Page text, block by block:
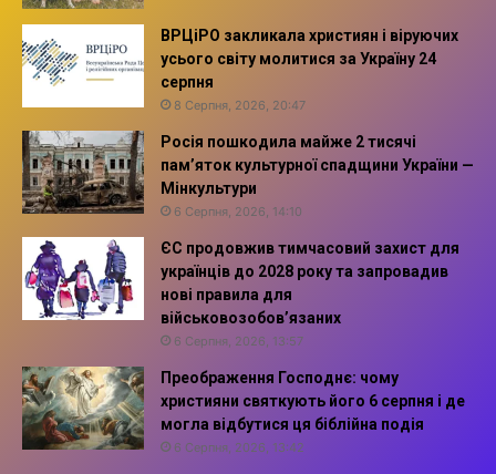
ВРЦіРО закликала християн і віруючих
усього світу молитися за Україну 24
серпня
8 Серпня, 2026, 20:47
Росія пошкодила майже 2 тисячі
пам’яток культурної спадщини України —
Мінкультури
6 Серпня, 2026, 14:10
ЄС продовжив тимчасовий захист для
українців до 2028 року та запровадив
нові правила для
військовозобов’язаних
6 Серпня, 2026, 13:57
Преображення Господнє: чому
християни святкують його 6 серпня і де
могла відбутися ця біблійна подія
6 Серпня, 2026, 13:42